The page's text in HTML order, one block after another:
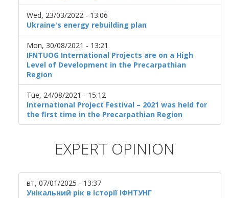
Wed, 23/03/2022 - 13:06
Ukraine's energy rebuilding plan
Mon, 30/08/2021 - 13:21
IFNTUOG International Projects are on a High
Level of Development in the Precarpathian
Region
Tue, 24/08/2021 - 15:12
International Project Festival – 2021 was held for
the first time in the Precarpathian Region
EXPERT OPINION
вт, 07/01/2025 - 13:37
Унікальний рік в історії ІФНТУНГ